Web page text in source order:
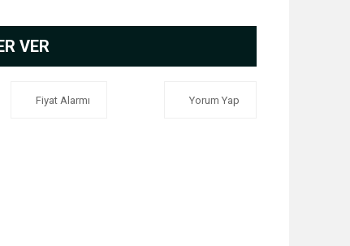
VER
Fiyat Alarmı Yorum Yap